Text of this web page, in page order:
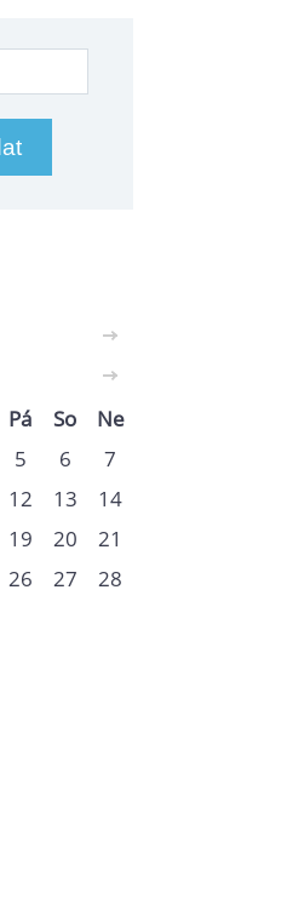
>>
>>
Pá So
Ne
5 6
7
12 13
14
19 20
21
26 27
28